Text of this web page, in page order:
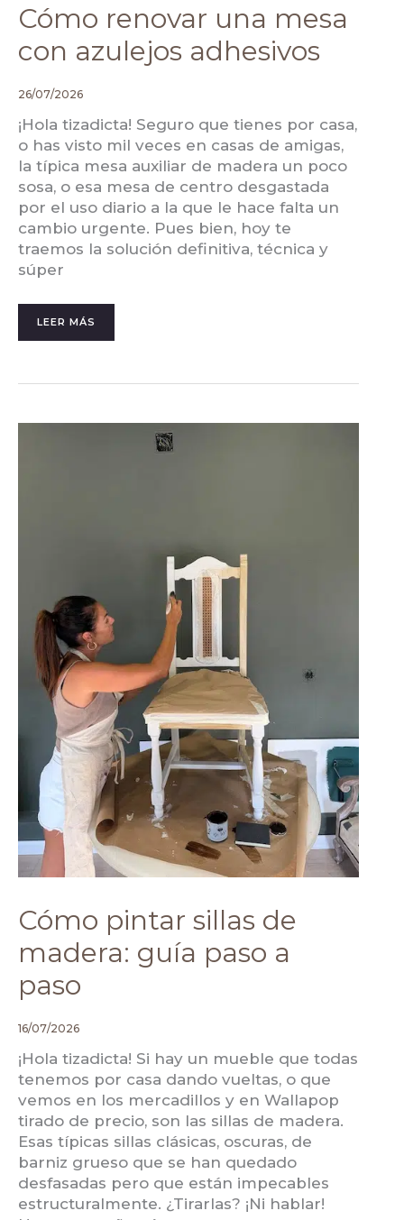
Cómo renovar una mesa
con azulejos adhesivos
26/07/2026
¡Hola tizadicta! Seguro que tienes por casa,
o has visto mil veces en casas de amigas,
la típica mesa auxiliar de madera un poco
sosa, o esa mesa de centro desgastada
por el uso diario a la que le hace falta un
cambio urgente. Pues bien, hoy te
traemos la solución definitiva, técnica y
súper
LEER MÁS
Cómo pintar sillas de
madera: guía paso a
paso
16/07/2026
¡Hola tizadicta! Si hay un mueble que todas
tenemos por casa dando vueltas, o que
vemos en los mercadillos y en Wallapop
tirado de precio, son las sillas de madera.
Esas típicas sillas clásicas, oscuras, de
barniz grueso que se han quedado
desfasadas pero que están impecables
estructuralmente. ¿Tirarlas? ¡Ni hablar!
CÓMO